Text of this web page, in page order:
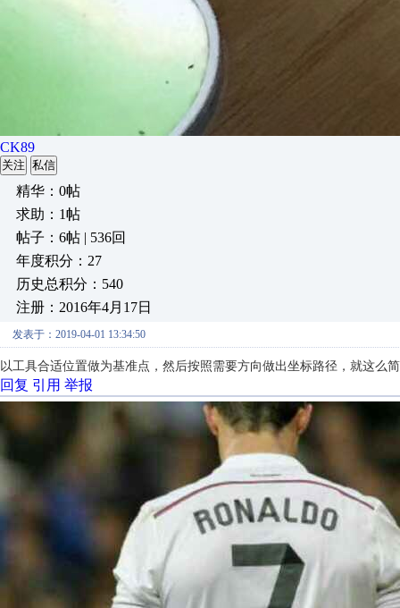
CK89
关注 私信
精华：0帖
求助：1帖
帖子：6帖 | 536回
年度积分：27
历史总积分：540
注册：2016年4月17日
发表于：2019-04-01 13:34:50
以工具合适位置做为基准点，然后按照需要方向做出坐标路径，就这么
回复 引用 举报